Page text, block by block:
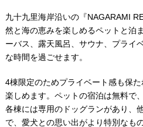
九十九里海岸沿いの『NAGARAMI
然と海の恵みを楽しめるペットと泊
ーバス、露天風呂、サウナ、プライ
な時間を過ごせます。
4棟限定のためプライベート感も保
楽しめます。ペットの宿泊は無料で
各棟には専用のドッグランがあり、
で、愛犬との思い出がより特別なも